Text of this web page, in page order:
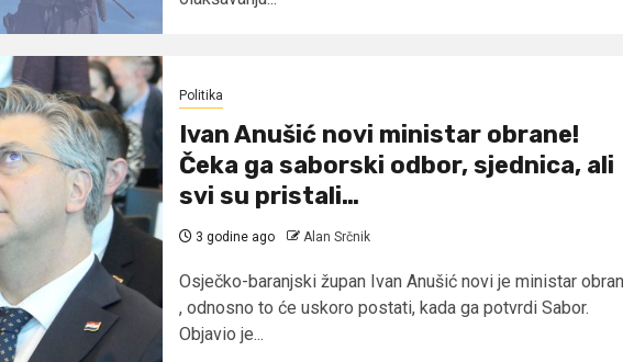
Politika
Ivan Anušić novi ministar obrane!
Čeka ga saborski odbor, sjednica, ali
svi su pristali…
3 godine ago Alan Srčnik
Osječko-baranjski župan Ivan Anušić novi je ministar obran
, odnosno to će uskoro postati, kada ga potvrdi Sabor.
Objavio je...